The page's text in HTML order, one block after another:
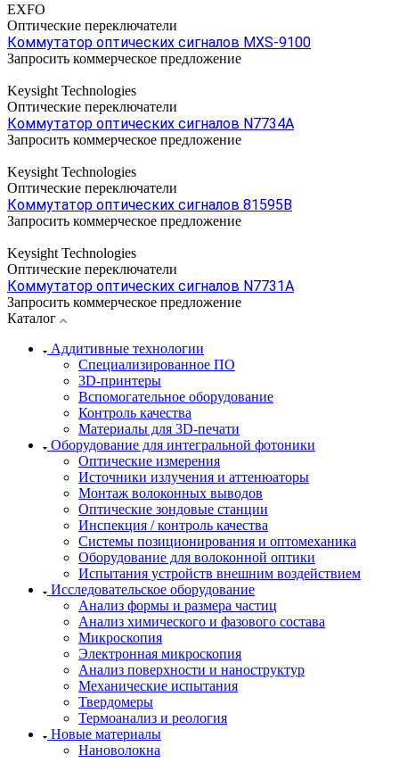
EXFO
Оптические переключатели
Коммутатор оптических сигналов MXS-9100
Запросить коммерческое предложение
Keysight Technologies
Оптические переключатели
Коммутатор оптических сигналов N7734A
Запросить коммерческое предложение
Keysight Technologies
Оптические переключатели
Коммутатор оптических сигналов 81595B
Запросить коммерческое предложение
Keysight Technologies
Оптические переключатели
Коммутатор оптических сигналов N7731A
Запросить коммерческое предложение
Каталог
Аддитивные технологии
Специализированное ПО
3D-принтеры
Вспомогательное оборудование
Контроль качества
Материалы для 3D-печати
Оборудование для интегральной фотоники
Оптические измерения
Источники излучения и аттенюаторы
Монтаж волоконных выводов
Оптические зондовые станции
Инспекция / контроль качества
Системы позиционирования и оптомеханика
Оборудование для волоконной оптики
Испытания устройств внешним воздействием
Исследовательское оборудование
Анализ формы и размера частиц
Анализ химического и фазового состава
Микроскопия
Электронная микроскопия
Анализ поверхности и наноструктур
Механические испытания
Твердомеры
Термоанализ и реология
Новые материалы
Нановолокна